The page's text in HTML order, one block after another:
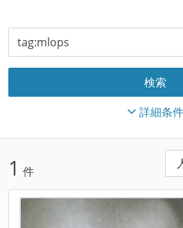
詳細条件
1 件